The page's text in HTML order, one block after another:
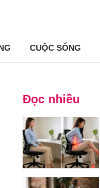
CUỘC SỐNG
Đọc nhiều